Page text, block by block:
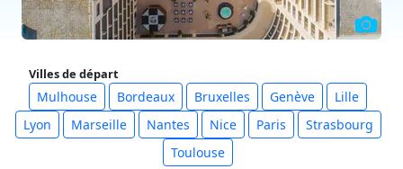
Villes de départ
Mulhouse Bordeaux Bruxelles Genève
Lille
Lyon
Marseille Nantes Nice Paris
Strasbourg
Toulouse